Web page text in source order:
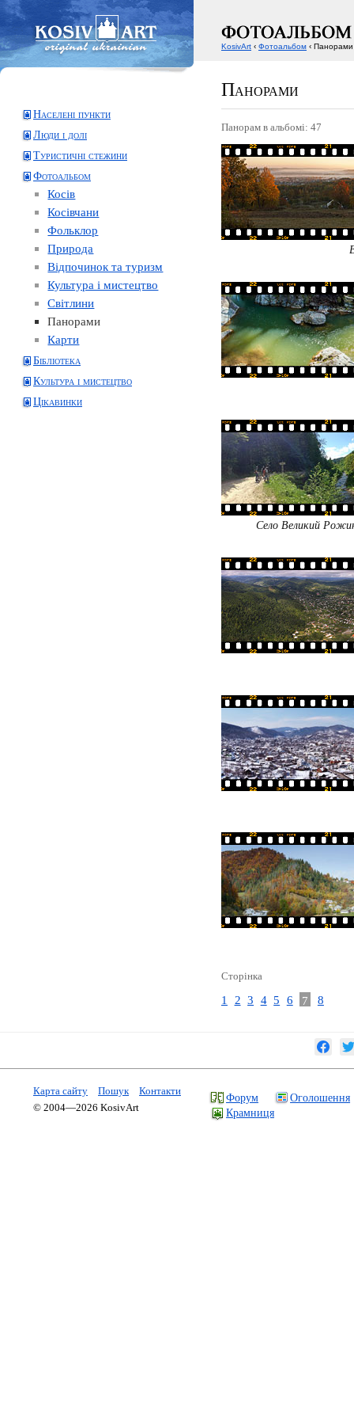
Панорами
Населені пункти
Люди і долі
Туристичні стежини
Фотоальбом
Косів
Косівчани
Фольклор
Природа
Відпочинок та туризм
Культура і мистецтво
Світлини
Панорами
Карти
Бібліотека
Культура і мистецтво
Цікавинки
Панорам в альбомі: 47
Село Великий
Сторінка
1 2 3 4 5 6 7 8
KosivArt ‹ Фотоальбом ‹ Панорами
Карта сайту Пошук
Контакти
© 2004—2026 KosivArt
Форум
Оголошення
Крамниця